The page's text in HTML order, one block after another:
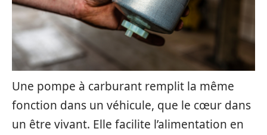
Une pompe à carburant remplit la même
fonction dans un véhicule, que le cœur dans
un être vivant. Elle facilite l’alimentation en